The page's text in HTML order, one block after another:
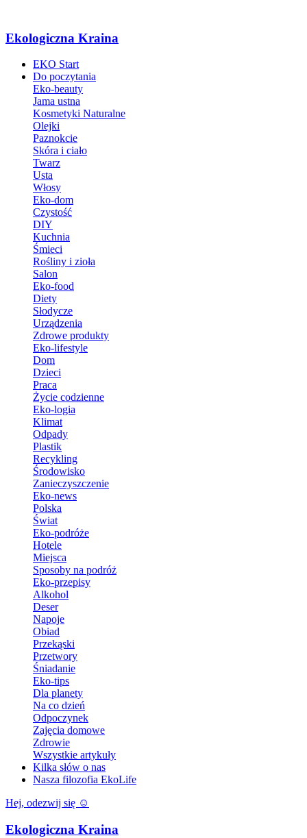
Ekologiczna Kraina
EKO Start
Do poczytania
Eko-beauty
Jama ustna
Kosmetyki Naturalne
Olejki
Paznokcie
Skóra i ciało
Twarz
Usta
Włosy
Eko-dom
Czystość
DIY
Kuchnia
Śmieci
Rośliny i zioła
Salon
Eko-food
Diety
Słodycze
Urządzenia
Zdrowe produkty
Eko-lifestyle
Dom
Dzieci
Praca
Życie codzienne
Eko-logia
Klimat
Odpady
Plastik
Recykling
Środowisko
Zanieczyszczenie
Eko-news
Polska
Świat
Eko-podróże
Hotele
Miejsca
Sposoby na podróż
Eko-przepisy
Alkohol
Deser
Napoje
Obiad
Przekąski
Przetwory
Śniadanie
Eko-tips
Dla planety
Na co dzień
Odpoczynek
Zajęcia domowe
Zdrowie
Wszystkie artykuły
Kilka słów o nas
Nasza filozofia EkoLife
Hej, odezwij się ☺️
Ekologiczna Kraina